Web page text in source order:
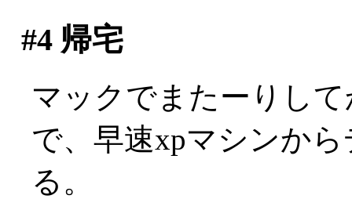
#4帰宅
マックでまたーりし
で、早速xpマシンか
る。